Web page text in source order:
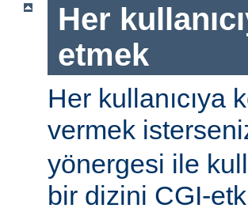
Her
etmek
Her kullanıcıya
vermek
yönergesi ile
bir dizini CGI-